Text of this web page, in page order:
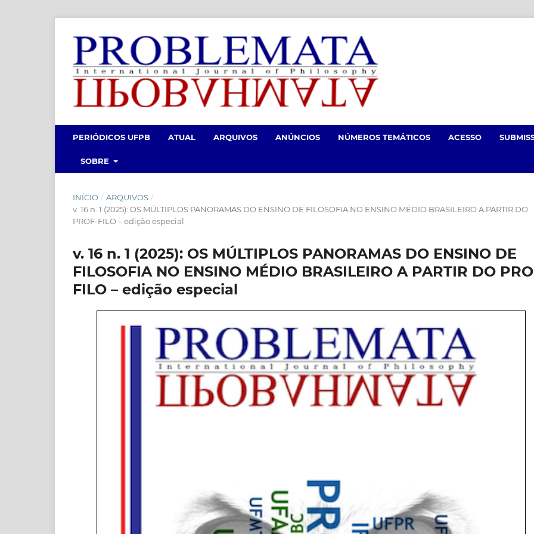
PERIÓDICOS UFPB ATUAL ARQUIVOS ANÚNCIOS NÚMEROS TEMÁTICOS ACESSO
SOBRE
INÍCIO / ARQUIVOS /
v. 16 n. 1 (2025): OS MÚLTIPLOS PANORAMAS DO ENSINO DE FILOSOFIA NO ENSINO MÉDIO BRASILEIRO A PARTIR DO
PROF-FILO – edição especial
v. 16 n. 1 (2025): OS MÚLTIPLOS PANORAMAS DO ENSINO DE
FILOSOFIA NO ENSINO MÉDIO BRASILEIRO A PARTIR DO
FILO – edição especial